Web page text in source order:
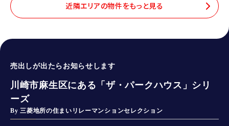
近隣エリアの物件をもっと見る
売出しが出たらお知らせします
川崎市麻生区にある「ザ・パークハウス」シリ
ーズ
By 三菱地所の住まいリレーマンションセレクション